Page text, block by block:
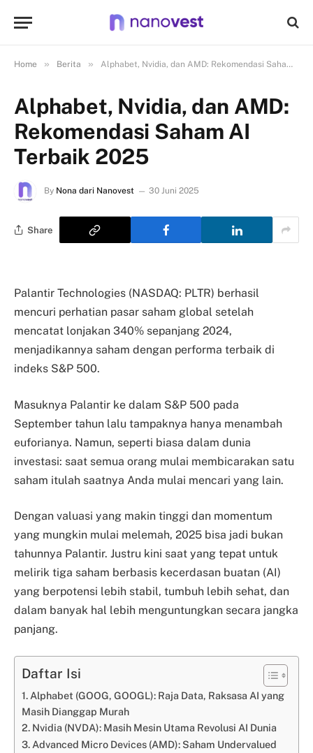
Home » Berita » Alphabet, Nvidia, dan AMD: Rekomendasi Saham AI Terbaik 2025
Alphabet, Nvidia, dan AMD:
Rekomendasi Saham AI
Terbaik 2025
By Nona dari Nanovest 30 Juni 2025
Share
Palantir Technologies (NASDAQ: PLTR) berhasil
mencuri perhatian pasar saham global setelah
mencatat lonjakan 340% sepanjang 2024,
menjadikannya saham dengan performa terbaik di
indeks S&P 500.
Masuknya Palantir ke dalam S&P 500 pada
September tahun lalu tampaknya hanya menambah
euforianya. Namun, seperti biasa dalam dunia
investasi: saat semua orang mulai membicarakan satu
saham itulah saatnya Anda mulai mencari yang lain.
Dengan valuasi yang makin tinggi dan momentum
yang mungkin mulai melemah, 2025 bisa jadi bukan
tahunnya Palantir. Justru kini saat yang tepat untuk
melirik tiga saham berbasis kecerdasan buatan (AI)
yang berpotensi lebih stabil, tumbuh lebih sehat, dan
dalam banyak hal lebih menguntungkan secara jangka
panjang.
Daftar Isi
1. Alphabet (GOOG, GOOGL): Raja Data, Raksasa AI yang
Masih Dianggap Murah
2. Nvidia (NVDA): Masih Mesin Utama Revolusi AI Dunia
3. Advanced Micro Devices (AMD): Saham Undervalued